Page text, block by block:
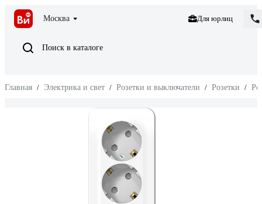
Москва Для юрлиц
Поиск в каталоге
Главная / Электрика и свет / Розетки и выключатели / Розетки /